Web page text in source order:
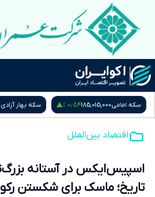
سکه امامی185,015,000۰٫۵۴ % سکه بهار آزادی
اقتصاد بین‌الملل
تاریخ؛ ماسک برای شکستن